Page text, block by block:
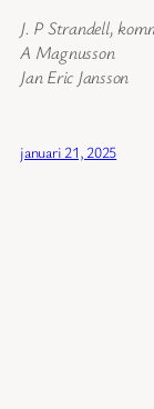
J. P Strandell,
A Magnusson
Jan Eric Jansson
januari 21, 2025